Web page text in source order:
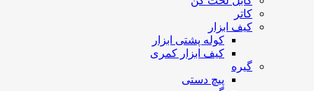
کاتر
کیف ابزار
کوله پشتی ابزار
کیف ابزار کمری
گیره
پیچ دستی